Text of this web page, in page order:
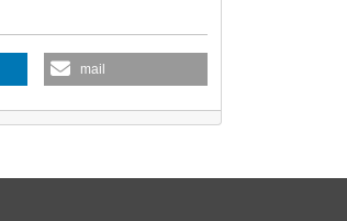
mail